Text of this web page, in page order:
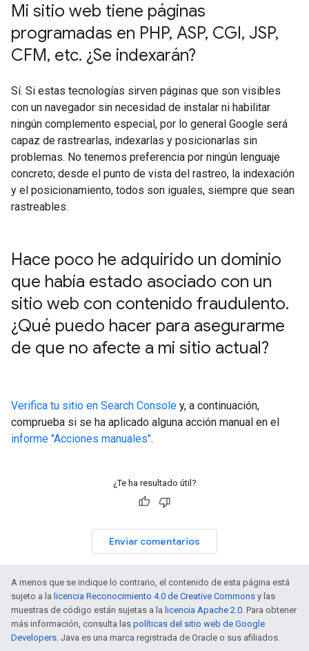
Mi sitio web tiene páginas
programadas en PHP, ASP, CGI, JSP,
CFM, etc. ¿Se indexarán?
Sí. Si estas tecnologías sirven páginas que son visibles
con un navegador sin necesidad de instalar ni habilitar
ningún complemento especial, por lo general Google será
capaz de rastrearlas, indexarlas y posicionarlas sin
problemas. No tenemos preferencia por ningún lenguaje
concreto; desde el punto de vista del rastreo, la indexación
y el posicionamiento, todos son iguales, siempre que sean
rastreables.
Hace poco he adquirido un dominio
que había estado asociado con un
sitio web con contenido fraudulento.
¿Qué puedo hacer para asegurarme
de que no afecte a mi sitio actual?
Verifica tu sitio en Search Console y, a continuación,
comprueba si se ha aplicado alguna acción manual en el
informe "Acciones manuales".
¿Te ha resultado útil?
Enviar comentarios
A menos que se indique lo contrario, el contenido de esta página está
sujeto a la licencia Reconocimiento 4.0 de Creative Commons y las
muestras de código están sujetas a la licencia Apache 2.0. Para obtener
más información, consulta las políticas del sitio web de Google
Developers. Java es una marca registrada de Oracle o sus afiliados.